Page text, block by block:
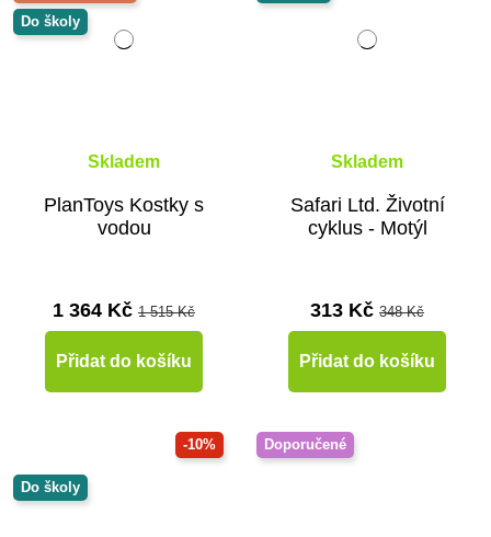
Do školy
Skladem
PlanToys Kostky s
vodou
1 364 Kč 1 515 Kč
Přidat do košíku
Skladem
Safari Ltd. Životní
cyklus - Motýl
313 Kč 348 Kč
Přidat do košíku
-10%
Do školy
Doporučené